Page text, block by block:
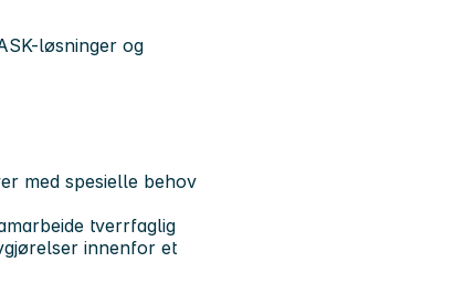
løsninger og
med spesielle behov
tverrfaglig
innenfor et